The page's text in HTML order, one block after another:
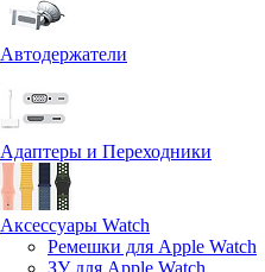
Автодержатели
Адаптеры и Переходники
Аксессуары Watch
Ремешки для Apple Watch
ЗУ для Apple Watch